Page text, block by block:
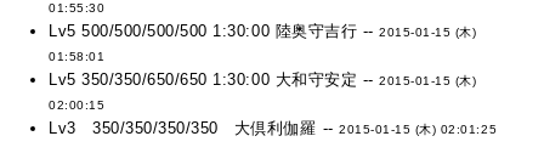
01:55:30
Lv5 500/500/500/500 1:30:00 陸奥守吉行 --2015-01-15 (木)
01:58:01
Lv5 350/350/650/650 1:30:00 大和守安定 --2015-01-15 (木)
02:00:15
Lv3 350/350/350/350 大倶利伽羅 --2015-01-15 (木) 02:01:25